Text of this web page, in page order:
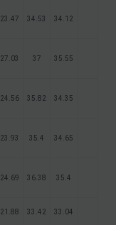
23.47 34.53 34.12
27.03 37 35.55
24.56 35.82 34.35
23.93 35.4 34.65
24.69 36.38 35.4
21.88 33.42 33.04